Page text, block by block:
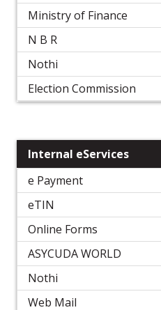
Ministry of Finance
N B R
Nothi
Election Commission
Internal eServices
e Payment
eTIN
Online Forms
ASYCUDA WORLD
Nothi
Web Mail